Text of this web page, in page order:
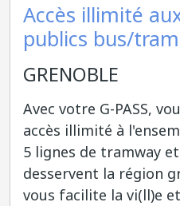
Accès illimité
publics bus/
GRENOBLE
Avec votre G-PASS,
accès illimité à
5 lignes de tramway
desservent la région
vous facilite la vi(ll)e